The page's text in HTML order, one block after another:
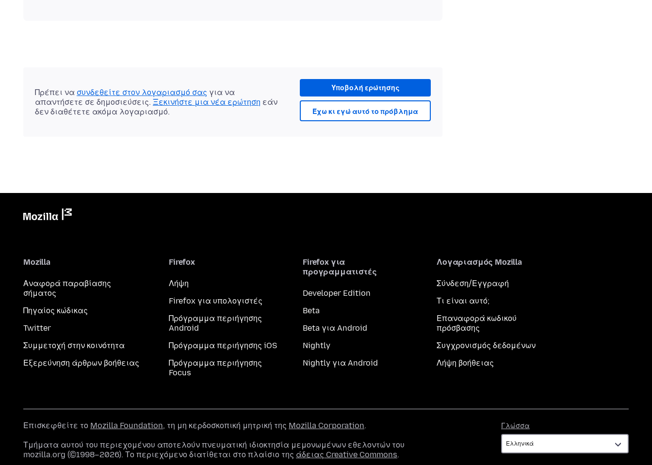
Υποβολή ερώτησης
Έχω κι εγώ αυτό το πρόβλημα
Πρέπει να συνδεθείτε στον λογαριασμό σας για να
απαντήσετε σε δημοσιεύσεις. Ξεκινήστε μια νέα ερώτηση εάν
δεν διαθέτετε ακόμα λογαριασμό.
Mozilla
Αναφορά παραβίασης
σήματος
Πηγαίος κώδικας
Twitter
Συμμετοχή στην κοινότητα
Εξερεύνηση άρθρων βοήθειας
Firefox
Λήψη
Firefox για υπολογιστές
Πρόγραμμα περιήγησης
Android
Πρόγραμμα περιήγησης iOS
Πρόγραμμα περιήγησης
Focus
Firefox για
προγραμματιστές
Developer Edition
Beta
Beta για Android
Nightly
Nightly για Android
Λογαριασμός Mozilla
Σύνδεση/Εγγραφή
Τι είναι αυτό;
Επαναφορά κωδικού
πρόσβασης
Συγχρονισμός δεδομένων
Λήψη βοήθειας
Γλώσσα
Επισκεφθείτε το Mozilla Foundation, τη μη κερδοσκοπική μητρική της Mozilla Corporation.
Τμήματα αυτού του περιεχομένου αποτελούν πνευματική ιδιοκτησία μεμονωμένων εθελοντών του
mozilla.org (©1998–2026). Το περιεχόμενο διατίθεται στο πλαίσιο της άδειας Creative Commons.